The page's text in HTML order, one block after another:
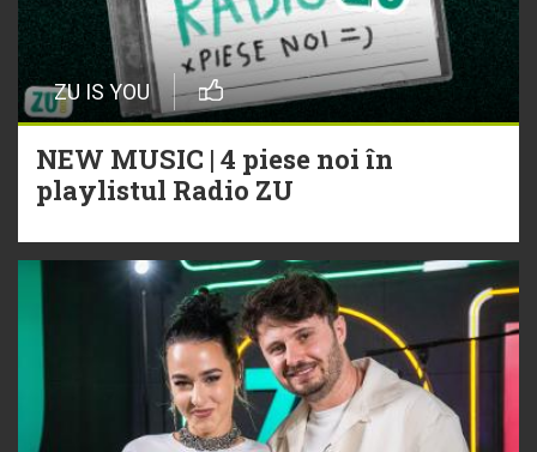
ZU IS YOU
NEW MUSIC | 4 piese noi în
playlistul Radio ZU